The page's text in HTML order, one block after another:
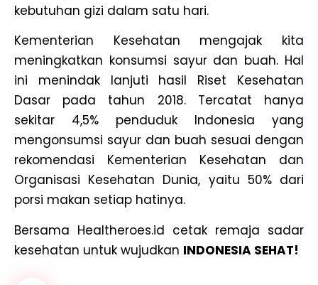
kebutuhan gizi dalam satu hari.
Kementerian Kesehatan mengajak kita
meningkatkan konsumsi sayur dan buah. Hal
ini menindak lanjuti hasil Riset Kesehatan
Dasar pada tahun 2018. Tercatat hanya
sekitar 4,5% penduduk Indonesia yang
mengonsumsi sayur dan buah sesuai dengan
rekomendasi Kementerian Kesehatan dan
Organisasi Kesehatan Dunia, yaitu 50% dari
porsi makan setiap hatinya.
Bersama Healtheroes.id cetak remaja sadar
kesehatan untuk wujudkan INDONESIA SEHAT!